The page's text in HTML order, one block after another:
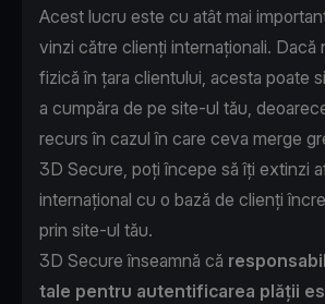
Acest lucru este cu atât mai
vinzi către clienți internaționali. Dacă
fizică în țara clientului, acesta poate
a cumpăra de pe site-ul tău,
recurs în cazul în care ceva merge
3D Secure, poți începe să îți extinzi
internațional cu o bază de clienți
prin site-ul tău.
3D Secure înseamnă că
tale pentru autentificarea plății